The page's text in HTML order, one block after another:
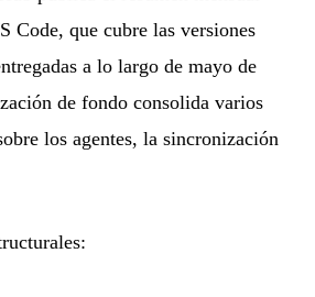
Code, que cubre las versiones
a lo largo de mayo de
de fondo consolida varios
los agentes, la sincronización